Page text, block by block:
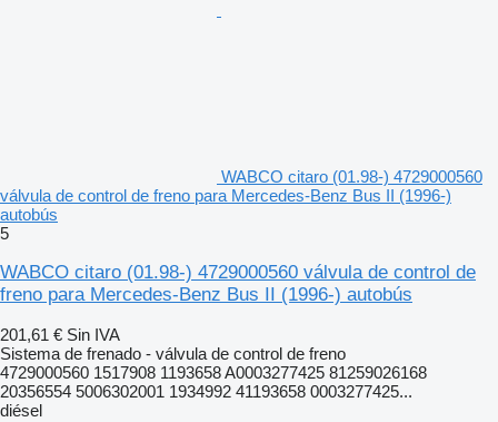
WABCO citaro (01.98-) 4729000560
válvula de control de freno para Mercedes-Benz Bus II (1996-)
autobús
5
WABCO citaro (01.98-) 4729000560 válvula de control de
freno para Mercedes-Benz Bus II (1996-) autobús
201,61 € Sin IVA
Sistema de frenado - válvula de control de freno
4729000560 1517908 1193658 A0003277425 81259026168
20356554 5006302001 1934992 41193658 0003277425...
diésel